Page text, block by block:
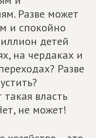
Разве может
и спокойно
детей
на чердаках и
Разве
власть
не может!